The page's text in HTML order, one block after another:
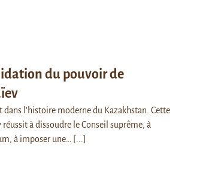
du pouvoir de
dans l’histoire moderne du Kazakhstan. Cette
à dissoudre le Conseil suprême, à
à imposer une…
[...]